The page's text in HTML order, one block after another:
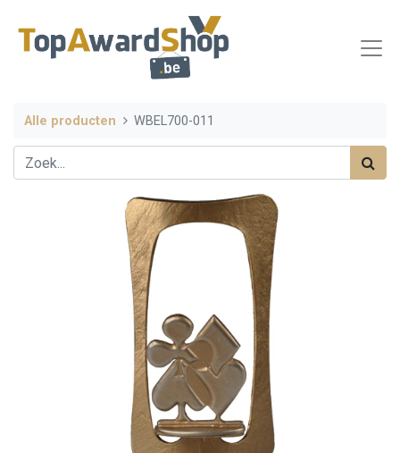
Alle producten WBEL700-011